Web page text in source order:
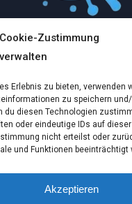
Cookie-Zustimmung
verwalten
Erlebnis zu bieten, verwenden
zu speichern
du diesen Technologien
oder eindeutige IDs auf
nicht erteilst oder
und Funktionen beeinträchtigt
Akzeptieren
Abenteuer in
Dez. 2, 2024
virtueller Traum am